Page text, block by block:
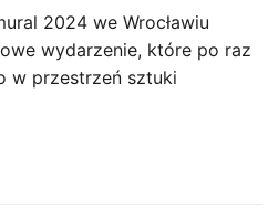
2024 we Wrocławiu
wydarzenie, które po raz
w przestrzeń sztuki